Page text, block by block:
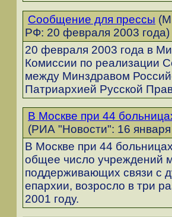
Сообщение для прессы
РФ: 20 февраля 2003 года)
20 февраля 2003 года в
Комиссии по реализации
между Минздравом
Патриархией Русской
В Москве при 44
(РИА "Новости": 16
В Москве при 44
общее число учреждений
поддерживающих связи с
епархии, возросло в три
2001 году.